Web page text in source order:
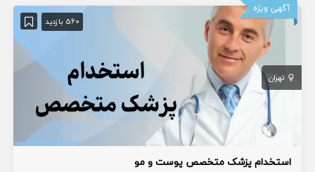
آگهی ویژه
560 بازدید
تهران
استخدام پزشک متخصص پوست و مو